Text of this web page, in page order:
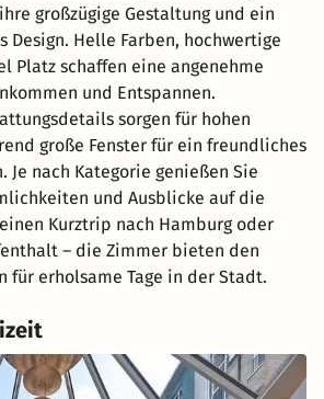
großzügige Gestaltung und ein
Design. Helle Farben, hochwertige
Platz schaffen eine angenehme
und Entspannen.
sorgen für hohen
große Fenster für ein freundliches
Je nach Kategorie genießen Sie
und Ausblicke auf die
Kurztrip nach Hamburg oder
– die Zimmer bieten den
für erholsame Tage in der Stadt.